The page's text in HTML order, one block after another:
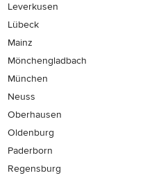
Leverkusen
Lübeck
Mainz
Mönchen­gladbach
München
Neuss
Oberhausen
Oldenburg
Paderborn
Regensburg